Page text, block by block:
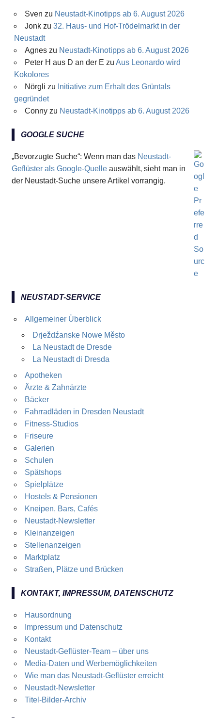
Sven zu Neustadt-Kinotipps ab 6. August 2026
Jonkzu 32. Haus- und Hof-Trödelmarkt in der
Neustadt
Agneszu Neustadt-Kinotipps ab 6. August 2026
Peter H aus D an der E zu Aus Leonardo wird
Kokolores
Nörgli zu Initiative zum Erhalt des Grüntals
gegründet
Connyzu Neustadt-Kinotipps ab 6. August 2026
GOOGLE SUCHE
„Bevorzugte Suche“: Wenn man das Neustadt-
Geflüster als Google-Quelle auswählt, sieht man in
der Neustadt-Suche unsere Artikel vorrangig.
NEUSTADT-SERVICE
Allgemeiner Überblick
Drježdźanske Nowe Město
La Neustadt de Dresde
La Neustadt di Dresda
Apotheken
Ärzte & Zahnärzte
Bäcker
Fahrradläden in Dresden Neustadt
Fitness-Studios
Friseure
Galerien
Schulen
Spätshops
Spielplätze
Hostels & Pensionen
Kneipen, Bars, Cafés
Neustadt-Newsletter
Kleinanzeigen
Stellenanzeigen
Marktplatz
Straßen, Plätze und Brücken
KONTAKT, IMPRESSUM, DATENSCHUTZ
Hausordnung
Impressum und Datenschutz
Kontakt
Neustadt-Geflüster-Team – über uns
Media-Daten und Werbemöglichkeiten
Wie man das Neustadt-Geflüster erreicht
Neustadt-Newsletter
Titel-Bilder-Archiv